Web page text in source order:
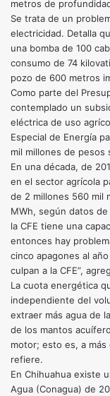
metros de
Se trata de un
electricidad. Detalla
una bomba de 100
consumo de 74
pozo de 600 metros
Como parte del
contemplado un
eléctrica de uso
Especial de Energía
mil millones de pesos
En una década, de
en el sector agrícola
de 2 millones 560 mil
MWh, según datos de
la CFE tiene una
entonces hay
cinco apagones al
culpan a la CFE”,
La cuota energética
independiente del
extraer más agua de
de los mantos
motor; esto es, a más
refiere.
En Chihuahua existe
Agua (Conagua) de